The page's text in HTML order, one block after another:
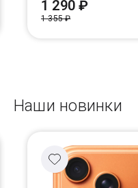
1 290 ₽
1 355 ₽
Наши новинки